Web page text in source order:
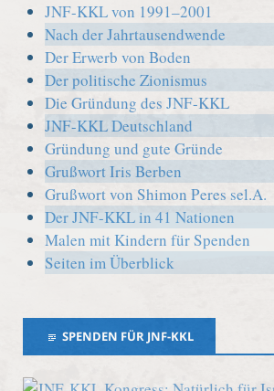
JNF-KKL von 1991–2001
Nach der Jahrtausendwende
Der Erwerb von Boden
Der politische Zionismus
Die Gründung des JNF-KKL
JNF-KKL Deutschland
Gründung und gute Gründe
Grußwort Iris Berben
Grußwort von Shimon Peres sel.A.
Der JNF-KKL in 41 Nationen
Malen mit Kindern für Spenden
Seiten im Überblick
SPENDEN FÜR JNF-KKL